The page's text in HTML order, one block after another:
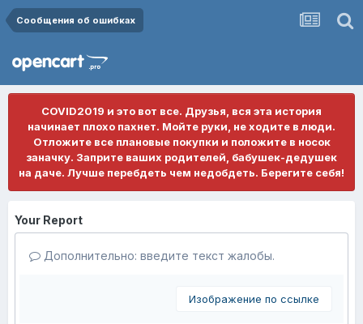
Сообщения об ошибках
COVID2019 и это вот все. Друзья, вся эта история
начинает плохо пахнет. Мойте руки, не ходите в люди.
Отложите все плановые покупки и положите в носок
заначку. Заприте ваших родителей, бабушек-дедушек
на даче. Лучше перебдеть чем недобдеть. Берегите себя!
Your Report
Дополнительно: введите текст жалобы.
Изображение по ссылке